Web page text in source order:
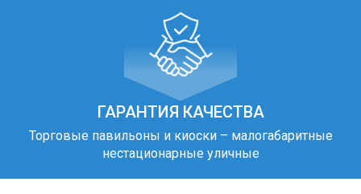
ГАРАНТИЯ КАЧЕСТВА
Торговые павильоны и киоски – малогабаритные
нестационарные уличные